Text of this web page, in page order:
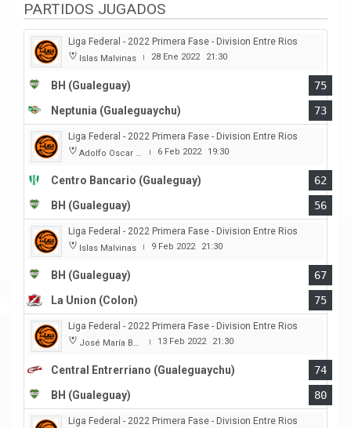
PARTIDOS JUGADOS
Liga Federal - 2022 Primera Fase - Division Entre Rios
Islas Malvinas | 28 Ene 2022 21:30
BH (Gualeguay)
75
Neptunia (Gualeguaychu)
73
Liga Federal - 2022 Primera Fase - Division Entre Rios
Adolfo Oscar Capurro | 6 Feb 2022 19:30
Centro Bancario (Gualeguay)
62
BH (Gualeguay)
56
Liga Federal - 2022 Primera Fase - Division Entre Rios
Islas Malvinas | 9 Feb 2022 21:30
BH (Gualeguay)
67
La Union (Colon)
75
Liga Federal - 2022 Primera Fase - Division Entre Rios
José María Bertora | 13 Feb 2022 21:30
Central Entrerriano (Gualeguaychu)
74
BH (Gualeguay)
80
Liga Federal - 2022 Primera Fase - Division Entre Rios